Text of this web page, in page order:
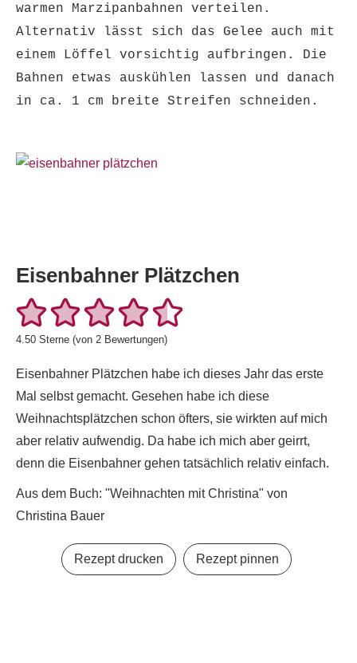
warmen Marzipanbahnen verteilen.
Alternativ lässt sich das Gelee auch mit
einem Löffel vorsichtig aufbringen. Die
Bahnen etwas auskühlen lassen und danach
in ca. 1 cm breite Streifen schneiden.
Eisenbahner Plätzchen
4.50 Sterne (von 2 Bewertungen)
Eisenbahner Plätzchen habe ich dieses Jahr das erste
Mal selbst gemacht. Gesehen habe ich diese
Weihnachtsplätzchen schon öfters, sie wirkten auf mich
aber relativ aufwendig. Da habe ich mich aber geirrt,
denn die Eisenbahner gehen tatsächlich relativ einfach.
Aus dem Buch: "Weihnachten mit Christina" von
Christina Bauer
Rezept drucken Rezept pinnen